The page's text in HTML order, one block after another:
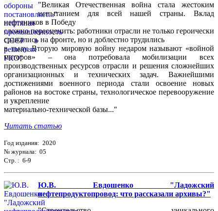
"Великая Отечественная война стала жестоким
испытанием для всей нашей страны. Вклад
нефтяников в Победу
сложно переоценить: работники отрасли не только героически
сражались на фронте, но и доблестно трудились
в тылу. Вторую мировую войну недаром называют «войной
моторов» – она потребовала мобилизации всех
производственных ресурсов отрасли и решения сложнейших
организационных и технических задач. Важнейшими
достижениями военного периода стали освоение новых
районов на востоке страны, технологическое перевооружение
и укрепление
материально-технической базы..."
Читать статью
Год издания: 2020
№ журнала: 05
Стр. : 6-9
Ю.В. Евдошенко "Ладожский
нефтепродуктопровод: что рассказали архивы?"